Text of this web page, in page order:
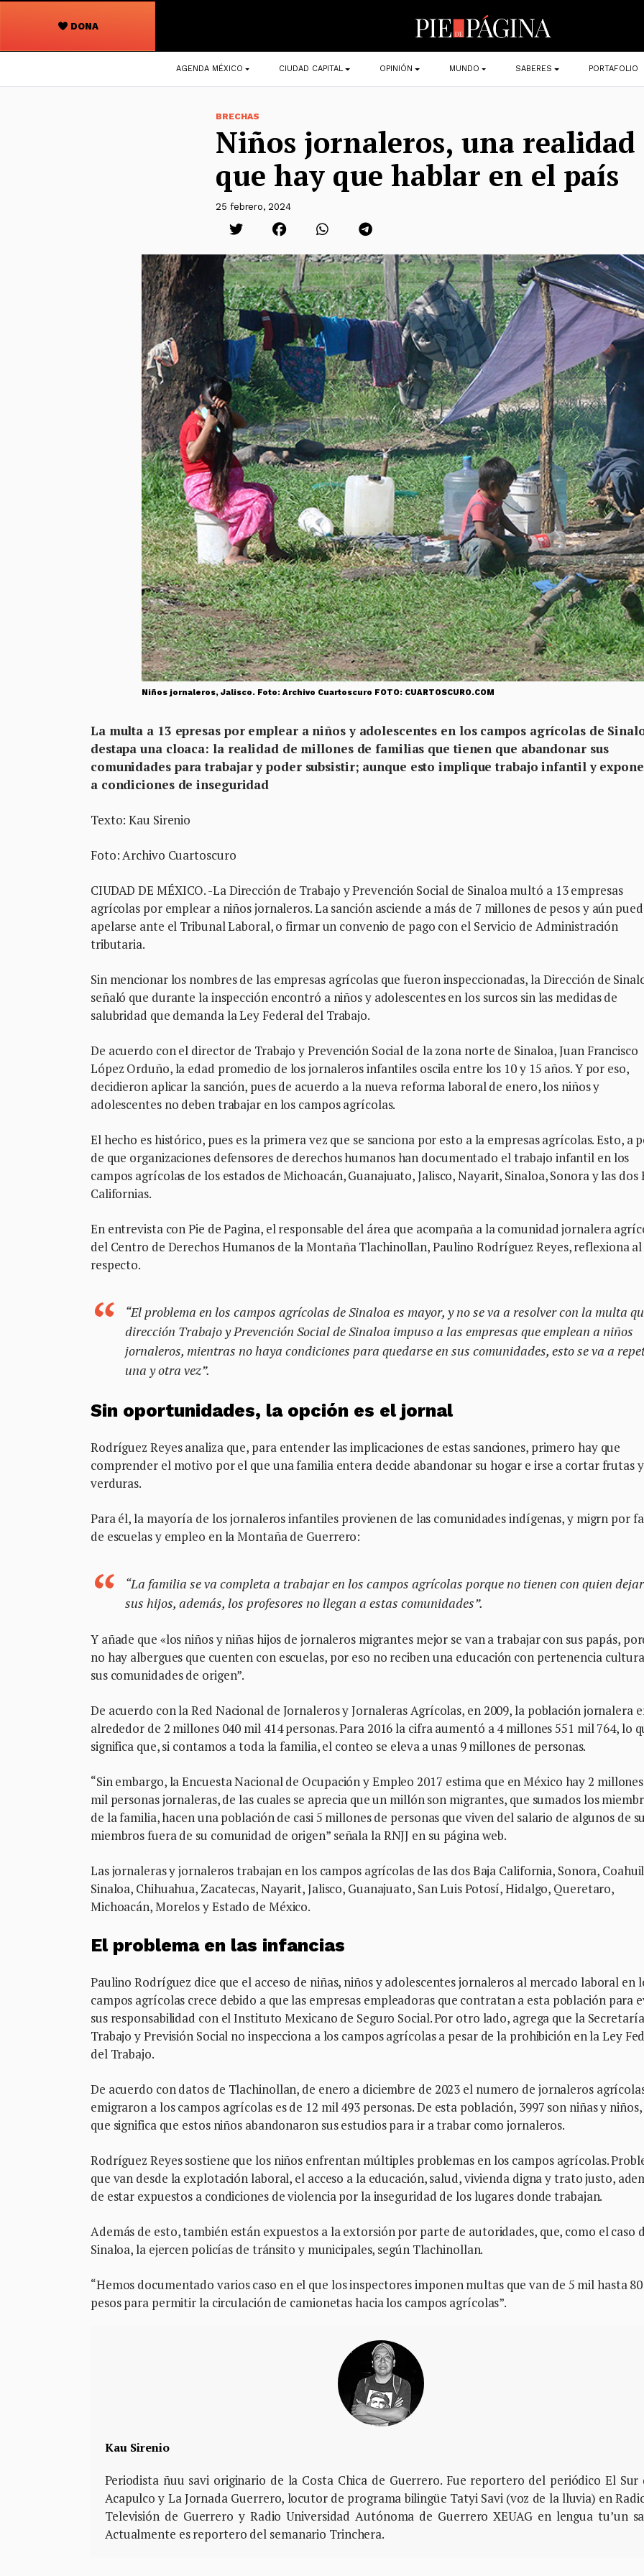
DONA
Navegación
principal
AGENDA MÉXICO CIUDAD CAPITAL OPINIÓN MUNDO SABERES PORTAFOLIO
BRECHAS
Niños jornaleros, una realidad
que hay que hablar en el país
25 febrero, 2024
Niños jornaleros, Jalisco. Foto: Archivo Cuartoscuro FOTO: CUARTOSCURO.COM
La multa a 13 epresas por emplear a niños y adolescentes en los campos agrícolas de
destapa una cloaca: la realidad de millones de familias que tienen que abandonar sus
comunidades para trabajar y poder subsistir; aunque esto implique trabajo infantil y
a condiciones de inseguridad
Texto: Kau Sirenio
Foto: Archivo Cuartoscuro
CIUDAD DE MÉXICO. -La Dirección de Trabajo y Prevención Social de Sinaloa multó a 13 empresas
agrícolas por emplear a niños jornaleros. La sanción asciende a más de 7 millones de pesos y aún
apelarse ante el Tribunal Laboral, o firmar un convenio de pago con el Servicio de Administración
tributaria.
Sin mencionar los nombres de las empresas agrícolas que fueron inspeccionadas, la Dirección de
señaló que durante la inspección encontró a niños y adolescentes en los surcos sin las medidas de
salubridad que demanda la Ley Federal del Trabajo.
De acuerdo con el director de Trabajo y Prevención Social de la zona norte de Sinaloa, Juan Francisco
López Orduño, la edad promedio de los jornaleros infantiles oscila entre los 10 y 15 años. Y por eso,
decidieron aplicar la sanción, pues de acuerdo a la nueva reforma laboral de enero, los niños y
adolescentes no deben trabajar en los campos agrícolas.
El hecho es histórico, pues es la primera vez que se sanciona por esto a la empresas agrícolas. Esto, a
de que organizaciones defensores de derechos humanos han documentado el trabajo infantil en los
campos agrícolas de los estados de Michoacán, Guanajuato, Jalisco, Nayarit, Sinaloa, Sonora y las dos
Californias.
En entrevista con Pie de Pagina, el responsable del área que acompaña a la comunidad jornalera
del Centro de Derechos Humanos de la Montaña Tlachinollan, Paulino Rodríguez Reyes, reflexiona al
respecto.
“El problema en los campos agrícolas de Sinaloa es mayor, y no se va a resolver con la multa
dirección Trabajo y Prevención Social de Sinaloa impuso a las empresas que emplean a niños
jornaleros, mientras no haya condiciones para quedarse en sus comunidades, esto se va a
una y otra vez”.
Sin oportunidades, la opción es el jornal
Rodríguez Reyes analiza que, para entender las implicaciones de estas sanciones, primero hay que
comprender el motivo por el que una familia entera decide abandonar su hogar e irse a cortar frutas y
verduras.
Para él, la mayoría de los jornaleros infantiles provienen de las comunidades indígenas, y migrn por
de escuelas y empleo en la Montaña de Guerrero:
“La familia se va completa a trabajar en los campos agrícolas porque no tienen con quien
sus hijos, además, los profesores no llegan a estas comunidades”.
Y añade que «los niños y niñas hijos de jornaleros migrantes mejor se van a trabajar con sus papás,
no hay albergues que cuenten con escuelas, por eso no reciben una educación con pertenencia
sus comunidades de origen”.
De acuerdo con la Red Nacional de Jornaleros y Jornaleras Agrícolas, en 2009, la población jornalera
alrededor de 2 millones 040 mil 414 personas. Para 2016 la cifra aumentó a 4 millones 551 mil 764, lo
significa que, si contamos a toda la familia, el conteo se eleva a unas 9 millones de personas.
“Sin embargo, la Encuesta Nacional de Ocupación y Empleo 2017 estima que en México hay 2
mil personas jornaleras, de las cuales se aprecia que un millón son migrantes, que sumados los
de la familia, hacen una población de casi 5 millones de personas que viven del salario de algunos de
miembros fuera de su comunidad de origen” señala la RNJJ en su página web.
Las jornaleras y jornaleros trabajan en los campos agrícolas de las dos Baja California, Sonora,
Sinaloa, Chihuahua, Zacatecas, Nayarit, Jalisco, Guanajuato, San Luis Potosí, Hidalgo, Queretaro,
Michoacán, Morelos y Estado de México.
El problema en las infancias
Paulino Rodríguez dice que el acceso de niñas, niños y adolescentes jornaleros al mercado laboral en
campos agrícolas crece debido a que las empresas empleadoras que contratan a esta población para
sus responsabilidad con el Instituto Mexicano de Seguro Social. Por otro lado, agrega que la
Trabajo y Previsión Social no inspecciona a los campos agrícolas a pesar de la prohibición en la Ley
del Trabajo.
De acuerdo con datos de Tlachinollan, de enero a diciembre de 2023 el numero de jornaleros
emigraron a los campos agrícolas es de 12 mil 493 personas. De esta población, 3997 son niñas y
que significa que estos niños abandonaron sus estudios para ir a trabar como jornaleros.
Rodríguez Reyes sostiene que los niños enfrentan múltiples problemas en los campos agrícolas.
que van desde la explotación laboral, el acceso a la educación, salud, vivienda digna y trato justo,
de estar expuestos a condiciones de violencia por la inseguridad de los lugares donde trabajan.
Además de esto, también están expuestos a la extorsión por parte de autoridades, que, como el caso
Sinaloa, la ejercen policías de tránsito y municipales, según Tlachinollan.
“Hemos documentado varios caso en el que los inspectores imponen multas que van de 5 mil hasta
pesos para permitir la circulación de camionetas hacia los campos agrícolas”.
Kau Sirenio
Periodista ñuu savi originario de la Costa Chica de Guerrero. Fue reportero del periódico El Sur
Acapulco y La Jornada Guerrero, locutor de programa bilingüe Tatyi Savi (voz de la lluvia) en
Televisión de Guerrero y Radio Universidad Autónoma de Guerrero XEUAG en lengua tu’un
Actualmente es reportero del semanario Trinchera.